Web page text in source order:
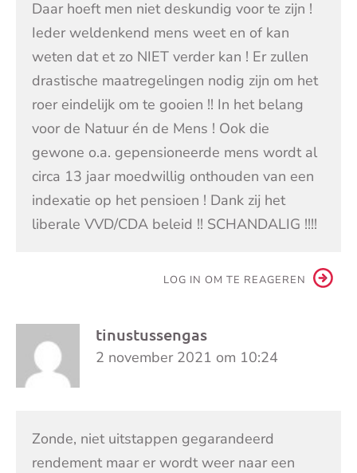
Daar hoeft men niet deskundig voor te zijn !
Ieder weldenkend mens weet en of kan
weten dat et zo NIET verder kan ! Er zullen
drastische maatregelingen nodig zijn om het
roer eindelijk om te gooien !! In het belang
voor de Natuur én de Mens ! Ook die
gewone o.a. gepensioneerde mens wordt al
circa 13 jaar moedwillig onthouden van een
indexatie op het pensioen ! Dank zij het
liberale VVD/CDA beleid !! SCHANDALIG !!!!
LOG IN OM TE REAGEREN
tinustussengas
2 november 2021 om 10:24
Zonde, niet uitstappen gegarandeerd
rendement maar er wordt weer naar een